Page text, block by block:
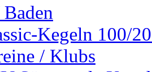
Kegeln 100/
/ Klubs